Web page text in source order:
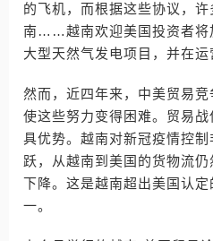
的飞机，而根据这些协议，
南……越南欢迎美国投资者将
大型天然气发电项目，并在
然而，近四年来，中美贸易
使这些努力变得困难。贸易
具优势。越南对新冠疫情控
跃，从越南到美国的货物流
下降。这是越南超出美国认
一。